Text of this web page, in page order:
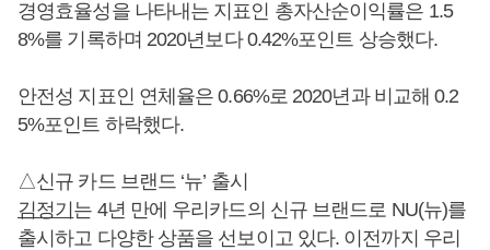
경영효율성을 나타내는 지표인 총자산순이익률은 1.5
8%를 기록하며 2020년보다 0.42%포인트 상승했다.
안전성 지표인 연체율은 0.66%로 2020년과 비교해 0.2
5%포인트 하락했다.
△신규 카드 브랜드 ‘뉴’ 출시
김정기는 4년 만에 우리카드의 신규 브랜드로 NU(뉴)를
출시하고 다양한 상품을 선보이고 있다. 이전까지 우리